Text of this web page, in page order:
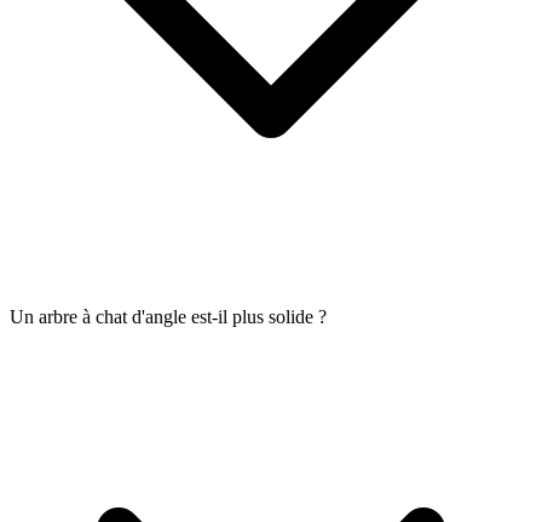
Un arbre à chat d'angle est-il plus solide ?